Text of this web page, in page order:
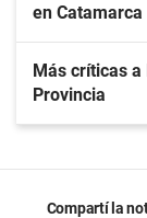
en Catamarca
Más críticas
Provincia
Compartí la